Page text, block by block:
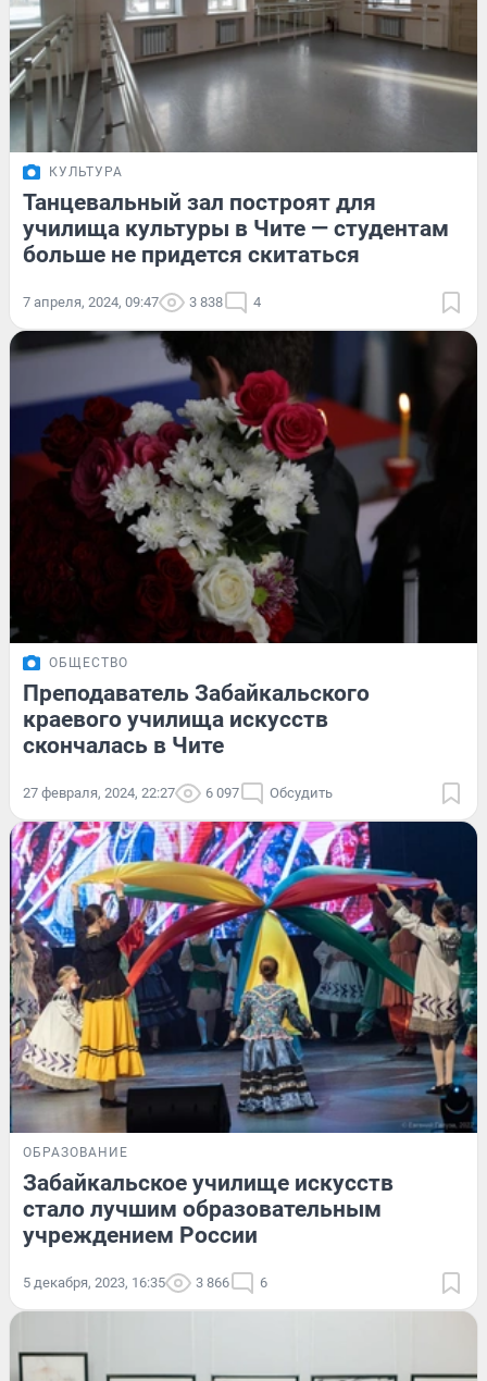
КУЛЬТУРА
Танцевальный зал построят для
училища культуры в Чите — студентам
больше не придется скитаться
7 апреля, 2024, 09:47 3 838 4
ОБЩЕСТВО
Преподаватель Забайкальского
краевого училища искусств
скончалась в Чите
27 февраля, 2024, 22:27 6 097 Обсудить
ОБРАЗОВАНИЕ
Забайкальское училище искусств
стало лучшим образовательным
учреждением России
5 декабря, 2023, 16:35 3 866 6